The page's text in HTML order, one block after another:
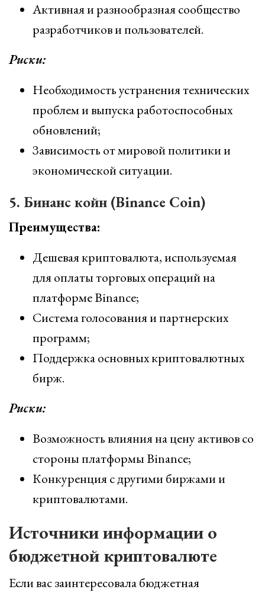
Активная и разнообразная сообщество
разработчиков и пользователей.
Риски:
Необходимость устранения технических
проблем и выпуска работоспособных
обновлений;
Зависимость от мировой политики и
экономической ситуации.
5. Бинанс койн (Binance Coin)
Преимущества:
Дешевая криптовалюта, используемая
для оплаты торговых операций на
платформе Binance;
Система голосования и партнерских
программ;
Поддержка основных криптовалютных
бирж.
Риски:
Возможность влияния на цену активов со
стороны платформы Binance;
Конкуренция с другими биржами и
криптовалютами.
Источники информации о
бюджетной криптовалюте
Если вас заинтересовала бюджетная